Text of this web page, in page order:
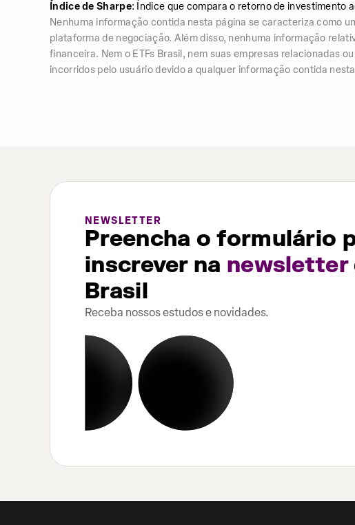
Índice de Sharpe: Índice que compara o retorno de investimento
Nenhuma informação contida nesta página se caracteriza como
plataforma de negociação. Além disso, nenhuma informação
financeira. Nem o ETFs Brasil, nem suas empresas relacionadas
incorridos pelo usuário devido a qualquer informação contida
NEWSLETTER
Preencha o formulário
inscrever na newsletter
Brasil
Receba nossos estudos e novidades.